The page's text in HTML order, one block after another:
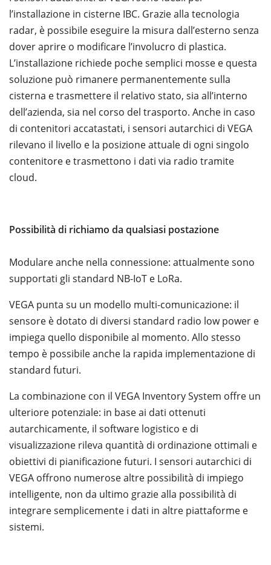
l’installazione in cisterne IBC. Grazie alla tecnologia
radar, è possibile eseguire la misura dall’esterno senza
dover aprire o modificare l’involucro di plastica.
L’installazione richiede poche semplici mosse e questa
soluzione può rimanere permanentemente sulla
cisterna e trasmettere il relativo stato, sia all’interno
dell’azienda, sia nel corso del trasporto. Anche in caso
di contenitori accatastati, i sensori autarchici di VEGA
rilevano il livello e la posizione attuale di ogni singolo
contenitore e trasmettono i dati via radio tramite
cloud.
Possibilità di richiamo da qualsiasi postazione
Modulare anche nella connessione: attualmente sono
supportati gli standard NB-IoT e LoRa.
VEGA punta su un modello multi-comunicazione: il
sensore è dotato di diversi standard radio low power e
impiega quello disponibile al momento. Allo stesso
tempo è possibile anche la rapida implementazione di
standard futuri.
La combinazione con il VEGA Inventory System offre un
ulteriore potenziale: in base ai dati ottenuti
autarchicamente, il software logistico e di
visualizzazione rileva quantità di ordinazione ottimali e
obiettivi di pianificazione futuri. I sensori autarchici di
VEGA offrono numerose altre possibilità di impiego
intelligente, non da ultimo grazie alla possibilità di
integrare semplicemente i dati in altre piattaforme e
sistemi.